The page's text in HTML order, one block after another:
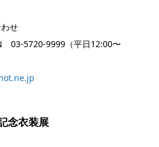
せ
03-5720-9999（平日12:00〜
念衣装展